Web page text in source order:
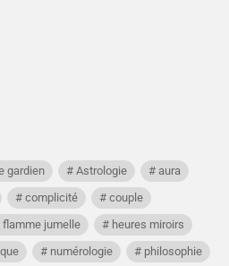
gardien Astrologie
aura
complicité
couple
flamme jumelle
heures miroirs
numérologie
philosophie